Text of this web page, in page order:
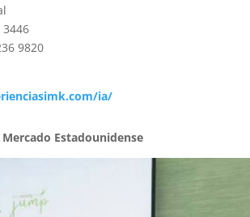
3446
9820
ia/
Estadounidense